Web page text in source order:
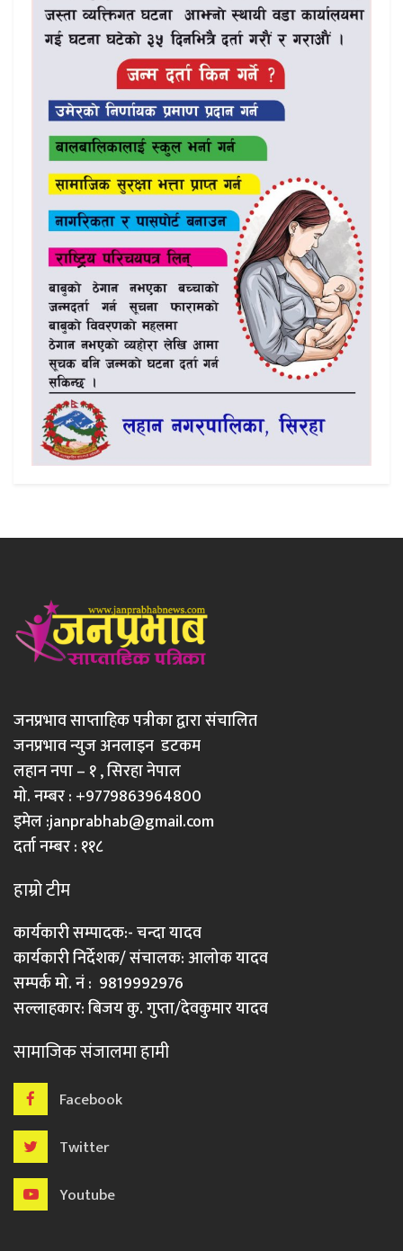
जनप्रभाव साप्ताहिक पत्रीका द्वारा संचालित
जनप्रभाव न्युज अनलाइन डटकम
लहान नपा – १ , सिरहा नेपाल
मो. नम्बर : +9779863964800
इमेल :janprabhab@gmail.com
दर्ता नम्बर : ११८
हाम्रो टीम
कार्यकारी सम्पादक:- चन्दा यादव
कार्यकारी निर्देशक/ संचालक: आलोक यादव
सम्पर्क मो. नं : 9819992976
सल्लाहकार: बिजय कु. गुप्ता/देवकुमार यादव
सामाजिक संजालमा हामी
Facebook
Twitter
Youtube